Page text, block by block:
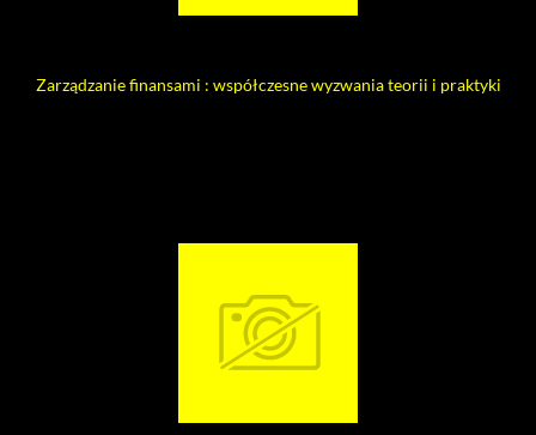
Zarządzanie finansami : współczesne wyzwania teorii i praktyki